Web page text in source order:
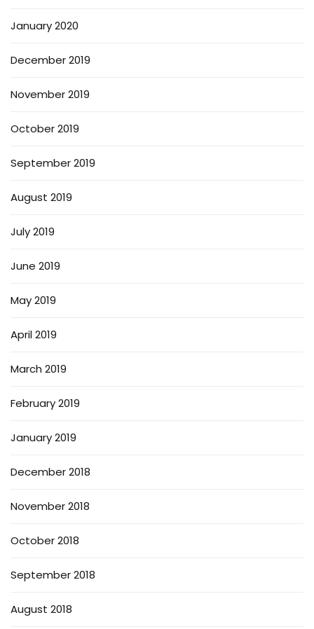
January 2020
December 2019
November 2019
October 2019
September 2019
August 2019
July 2019
June 2019
May 2019
April 2019
March 2019
February 2019
January 2019
December 2018
November 2018
October 2018
September 2018
August 2018